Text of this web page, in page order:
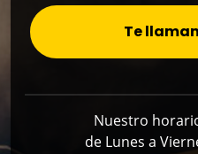
Te
Nuestro
de Lunes a